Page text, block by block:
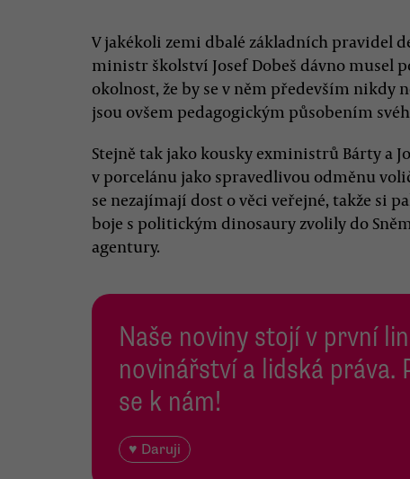
V jakékoli zemi dbalé základních pravidel
ministr školství Josef Dobeš dávno musel
okolnost, že by se v něm především nikdy
jsou ovšem pedagogickým působením
Stejně tak jako kousky exministrů Bárty a
v porcelánu jako spravedlivou odměnu
se nezajímají dost o věci veřejné, takže si
boje s politickým dinosaury zvolily do
agentury.
Naše noviny stojí v první
novinářství a lidská práva.
se k nám!
♥ Daruji